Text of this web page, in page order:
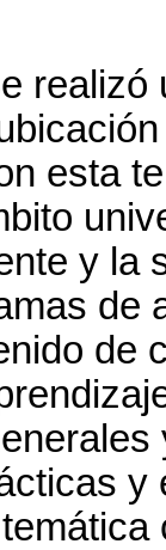
realizó
esta
y la
de
de
y